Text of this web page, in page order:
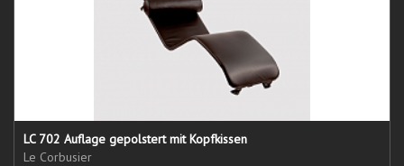
LC 702 Auflage gepolstert mit Kopfkissen
Le Corbusier